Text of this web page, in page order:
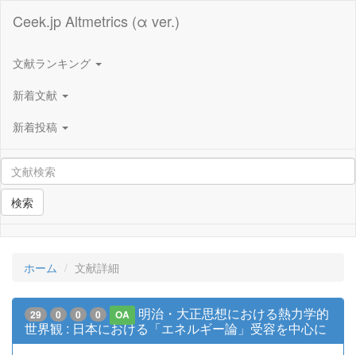
Ceek.jp Altmetrics (α ver.)
文献ランキング
新着文献
新着投稿
検索
ホーム 文献詳細
29 0 0 0 OA
明治・大正思想における熱力学的
世界観 : 日本における「エネルギー論」受容を中心に